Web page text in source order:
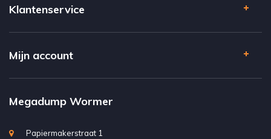
Klantenservice
Mijn account
Megadump Wormer
Papiermakerstraat 1